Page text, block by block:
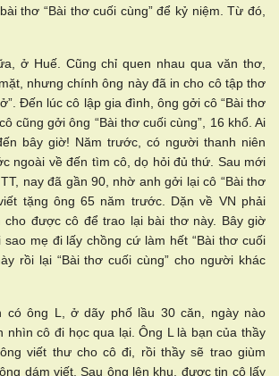
thơ “Bài thơ cuối cùng” để kỷ niệm. Từ đó,
ở Huế. Cũng chỉ quen nhau qua văn thơ,
nhưng chính ông này đã in cho cô tập thơ
Đến lúc cô lập gia đình, ông gởi cô “Bài thơ
cũng gởi ông “Bài thơ cuối cùng”, 16 khổ. Ai
bây giờ! Năm trước, có người thanh niên
ngoài về đến tìm cô, dọ hỏi đủ thứ. Sau mới
nay đã gần 90, nhờ anh gởi lại cô “Bài thơ
tặng ông 65 năm trước. Dặn về VN phải
cho được cô để trao lại bài thơ này. Bây giờ
mẹ đi lấy chồng cứ làm hết “Bài thơ cuối
rồi lại “Bài thơ cuối cùng” cho người khác
có ông L, ở dãy phố lầu 30 căn, ngày nào
nhìn cô đi học qua lại. Ông L là bạn của thầy
viết thư cho cô đi, rồi thầy sẽ trao giùm
dám viết. Sau ông lên khu, được tin cô lấy